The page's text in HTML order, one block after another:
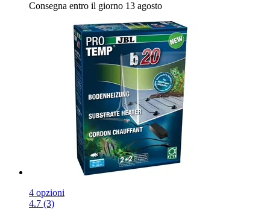
Consegna entro il giorno 13 agosto
4 opzioni
4.7 (3)